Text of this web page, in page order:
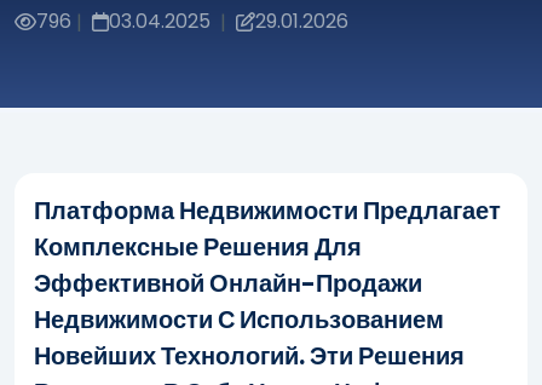
796 | 03.04.2025 | 29.01.2026
Платформа Недвижимости Предлагает
Комплексные Решения Для
Эффективной Онлайн-Продажи
Недвижимости С Использованием
Новейших Технологий. Эти Решения